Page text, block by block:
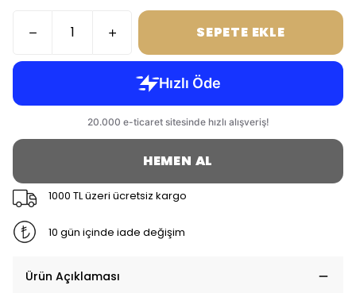
SEPETE EKLE
HEMEN AL
1000 TL üzeri ücretsiz kargo
10 gün içinde iade değişim
Ürün Açıklaması